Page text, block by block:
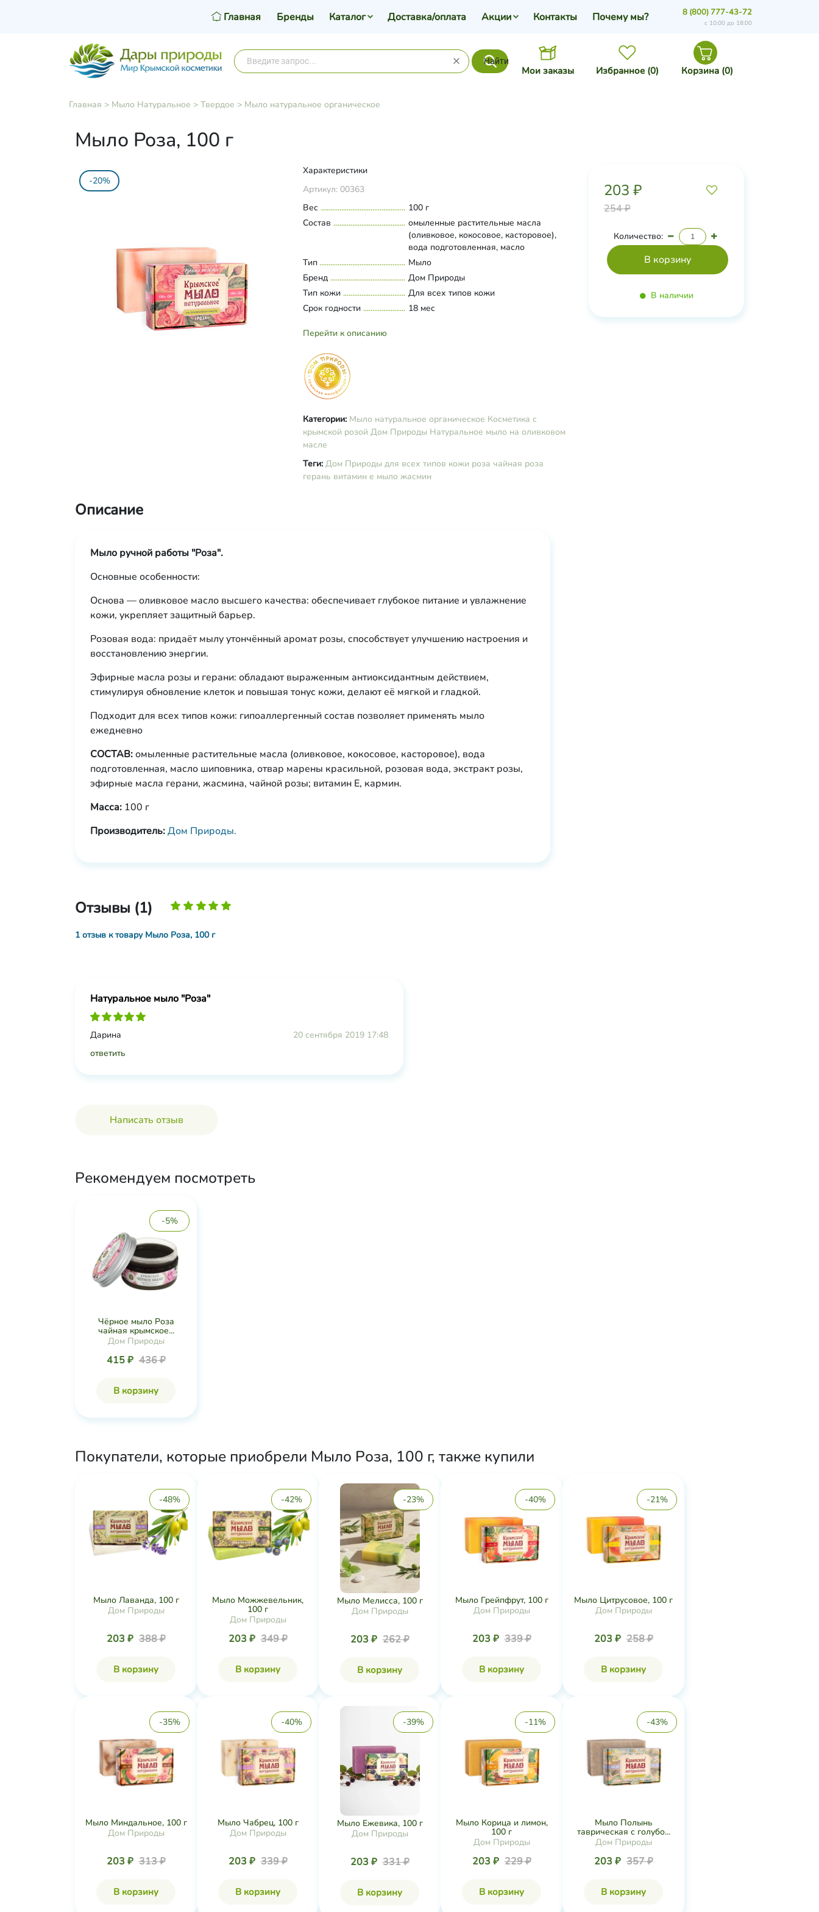
Найти
Мои заказы Избранное (0) Корзина (0)
Главная Бренды Каталог Доставка/оплата Акции Контакты Почему мы? 8 (800) 777-43-72
с 10:00 до 18:00
Главная > Мыло Натуральное > Твердое > Мыло натуральное органическое
Мыло Роза, 100 г
-20%
Характеристики
Артикул: 00363
Вес
100 г
Состав
омыленные растительные масла
(оливковое, кокосовое, касторовое),
вода подготовленная, масло
шиповника, отвар марены красильной,
розовая вода, экстракт розы, эфирные
масла герани, жасмина, чайной розы;
витамин Е, кармин.
Развернуть состав
Тип
Мыло
Бренд
Дом Природы
Тип кожи
Для всех типов кожи
Срок годности
18 мес
Перейти к описанию
Категории: Мыло натуральное органическое Косметика с
крымской розой Дом Природы Натуральное мыло на оливковом
масле
Теги: Дом Природы для всех типов кожи роза чайная роза
герань витамин е мыло жасмин
203 ₽
254 ₽
Количество:
В наличии
Описание
Мыло ручной работы "Роза".
Основные особенности:
Основа — оливковое масло высшего качества: обеспечивает глубокое питание и увлажнение
кожи, укрепляет защитный барьер.
Розовая вода: придаёт мылу утончённый аромат розы, способствует улучшению настроения и
восстановлению энергии.
Эфирные масла розы и герани: обладают выраженным антиоксидантным действием,
стимулируя обновление клеток и повышая тонус кожи, делают её мягкой и гладкой.
Подходит для всех типов кожи: гипоаллергенный состав позволяет применять мыло
ежедневно
СОСТАВ:омыленные растительные масла (оливковое, кокосовое, касторовое), вода
подготовленная, масло шиповника, отвар марены красильной, розовая вода, экстракт розы,
эфирные масла герани, жасмина, чайной розы; витамин Е, кармин.
Масса: 100 г
Производитель:Дом Природы.
Отзывы (1)
1 отзыв к товару Мыло Роза, 100 г
Натуральное мыло "Роза"
Дарина
20 сентября 2019 17:48
ответить
Написать отзыв
Рекомендуем посмотреть
-5%
Чёрное мыло Роза
чайная крымское...
Дом Природы
415 ₽ 436 ₽
В корзину
Покупатели, которые приобрели Мыло Роза, 100 г, также купили
-48%
Мыло Лаванда, 100 г
Дом Природы
203 ₽ 388 ₽
В корзину
-42%
Мыло Можжевельник,
100 г
Дом Природы
203 ₽ 349 ₽
В корзину
-23%
Мыло Мелисса, 100 г
Дом Природы
203 ₽ 262 ₽
В корзину
-40%
Мыло Грейпфрут, 100 г
Дом Природы
203 ₽ 339 ₽
В корзину
-21%
Мыло Цитрусовое, 100 г
Дом Природы
203 ₽ 258 ₽
В корзину
-35%
Мыло Миндальное, 100 г
Дом Природы
203 ₽ 313 ₽
В корзину
-40%
Мыло Чабрец, 100 г
Дом Природы
203 ₽ 339 ₽
В корзину
-39%
Мыло Ежевика, 100 г
Дом Природы
203 ₽ 331 ₽
В корзину
-11%
Мыло Корица и лимон,
100 г
Дом Природы
203 ₽ 229 ₽
В корзину
-43%
Мыло Полынь
таврическая с голубо...
Дом Природы
203 ₽ 357 ₽
В корзину